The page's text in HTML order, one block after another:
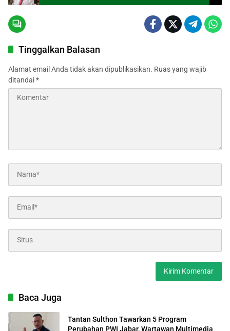
Tinggalkan Balasan
Alamat email Anda tidak akan dipublikasikan. Ruas yang wajib
ditandai*
Baca Juga
Tantan Sulthon Tawarkan 5 Program
Perubahan PWI Jabar, Wartawan Multimedia